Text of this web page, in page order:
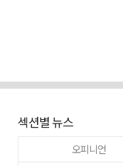
섹션별 뉴스
오피니언